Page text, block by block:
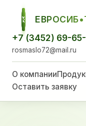
ЕСТ
+7 (3452) 69-
rosmaslo72@mail.ru
О компании
Оставить заявку